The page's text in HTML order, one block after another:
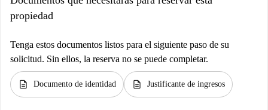
propiedad
Tenga estos documentos listos para el siguiente paso de su
solicitud. Sin ellos, la reserva no se puede completar.
description Documento de identidad description Justificante de ingresos